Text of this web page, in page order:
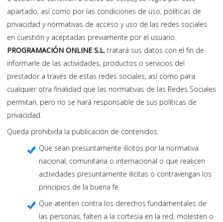
apartado, así como por las condiciones de uso, políticas de
privacidad y normativas de acceso y uso de las redes sociales
en cuestión y aceptadas previamente por el usuario.
PROGRAMACIÓN ONLINE S.L. tratará sus datos con el fin de
informarle de las actividades, productos o servicios del
prestador a través de estas redes sociales, así como para
cualquier otra finalidad que las normativas de las Redes Sociales
permitan, pero no se hará responsable de sus políticas de
privacidad.
Queda prohibida la publicación de contenidos:
Que sean presuntamente ilícitos por la normativa
nacional, comunitaria o internacional o que realicen
actividades presuntamente ilícitas o contravengan los
principios de la buena fe.
Que atenten contra los derechos fundamentales de
las personas, falten a la cortesía en la red, molesten o